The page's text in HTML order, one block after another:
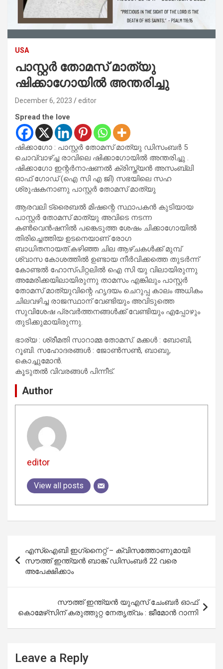
USA
പാസ്റ്റർ തോമസ് മാത്യു
ഷിക്കാഗോയിൽ അന്തരിച്ചു
December 6, 2023 editor
Spread the love
ഷിക്കാഗോ : പാസ്റ്റർ തോമസ് മാത്യു ഡിസംബർ 5
ചൊവ്വാഴ്ച്ച രാവിലെ ഷിക്കാഗോയിൽ അന്തരിച്ചു .
ഷിക്കാഗോ ഇന്റർനാഷണൽ ക്രിസ്ത്യൻ അസംബ്ലി
ഓഫ് ഗോഡ് (ഐ സി എ ജി) സഭയിലെ സഹ
ശ്രുഷകനാണു പാസ്റ്റർ തോമസ് മാത്യു
ആരവലി ട്രൈബൽ മിഷന്റെ സ്ഥാപകൻ കുടിയായ
പാസ്റ്റർ തോമസ് മാത്യു അവിടെ നടന്ന
കൺവെൻഷനിൽ പങ്കെടുത്ത ശേഷം ചിക്കാഗോയിൽ
തിരിച്ചെത്തിയ ഉടനെയാണ് രോഗ
ബാധിതനായത്.കഴിഞ്ഞ ചില ആഴ്ചകൾക്ക് മുമ്പ്
ശ്വാസ കോശത്തിൽ ഉണ്ടായ നീർവിക്കത്തെ തുടർന്ന്
കോണ്ടൽ ഹോസ്പിറ്റലിൽ ഐ സി യു വിലായിരുന്നു
അമേരിക്കയിലായിരുന്നു താമസം എങ്കിലും പാസ്റ്റർ
തോമസ് മാത്യുവിന്റെ ഹൃദയം ചെറുപ്പ കാലം അധികം
ചിലവഴിച്ച രാജസ്ഥാന് വേണ്ടിയും അവിടുത്തെ
സുവിശേഷ പ്രവർത്തനങ്ങൾക്ക് വേണ്ടിയും എപ്പോഴും
തുടിക്കുമായിരുന്നു.
ഭാര്യ : ശ്രീമതി സാറാമ്മ തോമസ്. മക്കൾ : ബോബി,
റൂബി. സഹോദരങ്ങൾ : ജോൺസൺ, ബാബു,
കൊച്ചുമോൻ.
കൂടുതൽ വിവരങ്ങൾ പിന്നീട്.
Author
editor
View all posts
navigation
എസ്‌ഐബി ഇഗ്‌നൈറ്റ് – ക്വിസത്തോണുമായി
സൗത്ത് ഇന്ത്യന്‍ ബാങ്ക് ഡിസംബർ 22 വരെ
അപേക്ഷിക്കാം
സൗത്ത് ഇന്ത്യൻ യുഎസ് ചേംബർ ഓഫ്
കൊമേഴ്‌സിന് കരുത്തുറ്റ നേതൃത്വം : ജീമോൻ റാന്നി
Leave a Reply